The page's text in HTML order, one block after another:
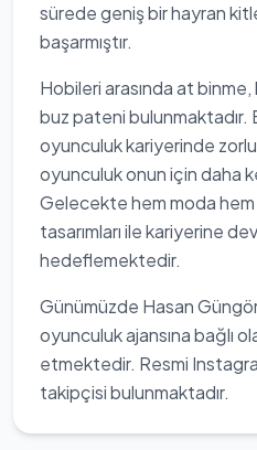
sürede geniş bir hayran
başarmıştır.
Hobileri arasında at binme,
buz pateni bulunmaktadır.
oyunculuk kariyerinde
oyunculuk onun için daha
Gelecekte hem moda
tasarımları ile kariyerine
hedeflemektedir.
Günümüzde Hasan
oyunculuk ajansına bağlı
etmektedir. Resmi
takipçisi bulunmaktadır.